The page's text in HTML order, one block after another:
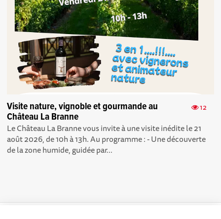
12
Visite nature, vignoble et gourmande au
Château La Branne
Le Château La Branne vous invite à une visite inédite le 21
août 2026, de 10h à 13h. Au programme : - Une découverte
de la zone humide, guidée par...